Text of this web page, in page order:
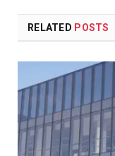
RELATED POSTS